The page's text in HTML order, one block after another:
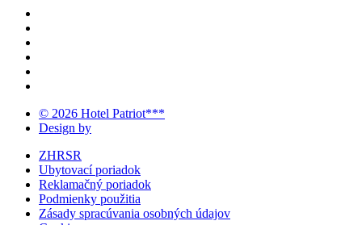
© 2026 Hotel Patriot***
Design by
ZHRSR
Ubytovací poriadok
Reklamačný poriadok
Podmienky použitia
Zásady spracúvania osobných údajov